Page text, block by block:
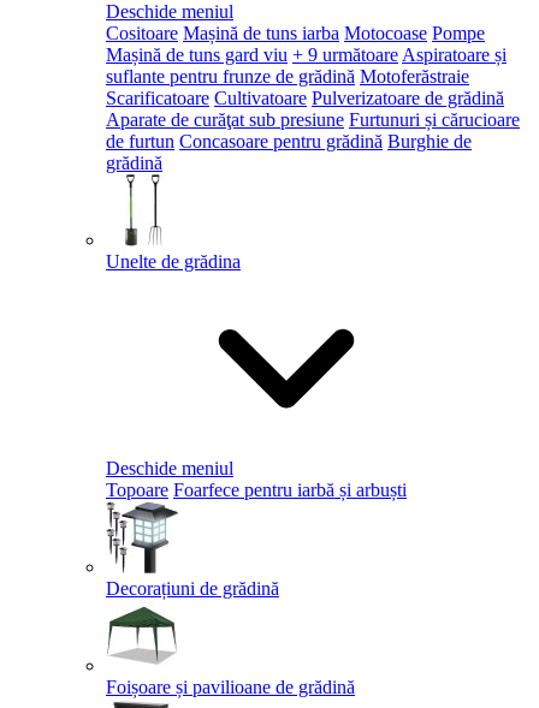
Deschide meniul
Cositoare Mașină de tuns iarba Motocoase Pompe
Mașină de tuns gard viu + 9 următoare Aspiratoare și
suflante pentru frunze de grădină Motoferăstraie
Scarificatoare Cultivatoare Pulverizatoare de grădină
Aparate de curăţat sub presiune Furtunuri și cărucioare
de furtun Concasoare pentru grădină Burghie de
grădină
Unelte de grădina
Deschide meniul
Topoare Foarfece pentru iarbă și arbuști
Decorațiuni de grădină
Foișoare și pavilioane de grădină